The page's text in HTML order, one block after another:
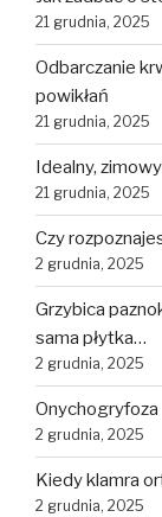
21 grudnia, 2025
Odbarczanie
powikłań
21 grudnia, 2025
Idealny,
21 grudnia, 2025
Czy
2 grudnia, 2025
Grzybica
sama płytka…
2 grudnia, 2025
Onychogryfoza
2 grudnia, 2025
Kiedy klamra
2 grudnia, 2025